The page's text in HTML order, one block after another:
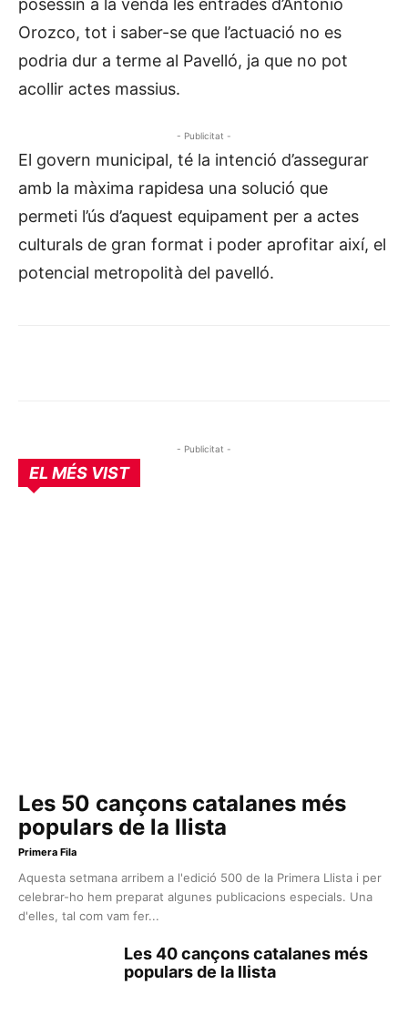
posessin a la venda les entrades d’Antonio
Orozco, tot i saber-se que l’actuació no es
podria dur a terme al Pavelló, ja que no pot
acollir actes massius.
- Publicitat -
El govern municipal, té la intenció d’assegurar
amb la màxima rapidesa una solució que
permeti l’ús d’aquest equipament per a actes
culturals de gran format i poder aprofitar així, el
potencial metropolità del pavelló.
- Publicitat -
EL MÉS VIST
Les 50 cançons catalanes més
populars de la llista
Primera Fila
Aquesta setmana arribem a l'edició 500 de la Primera Llista i per
celebrar-ho hem preparat algunes publicacions especials. Una
d'elles, tal com vam fer...
Les 40 cançons catalanes més
populars de la llista